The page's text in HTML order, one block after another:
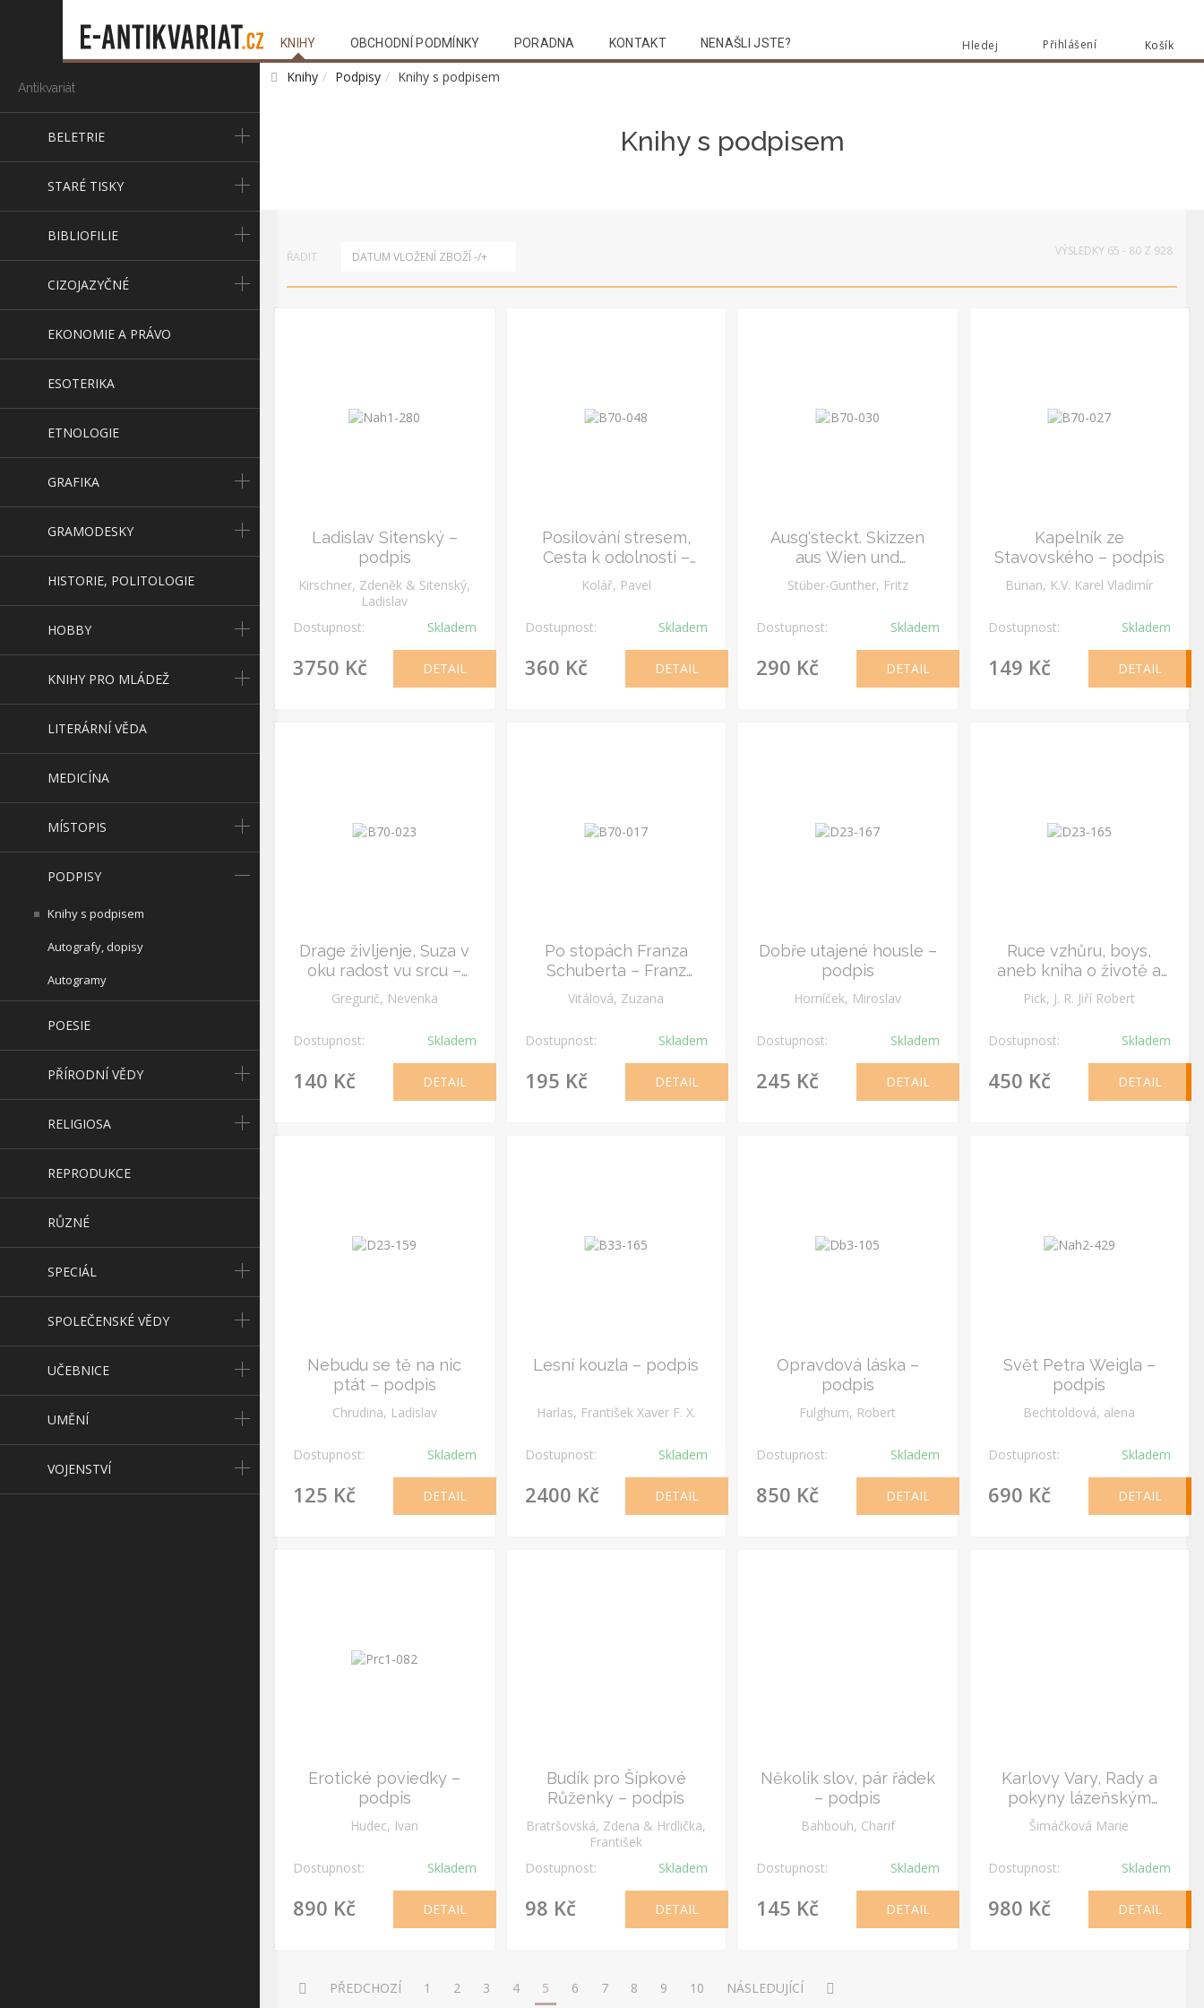
Košík
Přihlášení
Hledej
KNIHY OBCHODNÍ PODMÍNKY PORADNA KONTAKT NENAŠLI JSTE?
Antikvariát
BELETRIE
STARÉ TISKY
BIBLIOFILIE
CIZOJAZYČNÉ
EKONOMIE A PRÁVO
ESOTERIKA
ETNOLOGIE
GRAFIKA
GRAMODESKY
HISTORIE, POLITOLOGIE
HOBBY
KNIHY PRO MLÁDEŽ
LITERÁRNÍ VĚDA
MEDICÍNA
MÍSTOPIS
PODPISY
Knihy s podpisem
Autografy, dopisy
Autogramy
POESIE
PŘÍRODNÍ VĚDY
RELIGIOSA
REPRODUKCE
RŮZNÉ
SPECIÁL
SPOLEČENSKÉ VĚDY
UČEBNICE
UMĚNÍ
VOJENSTVÍ
Knihy Podpisy Knihy s podpisem
Knihy s podpisem
ŘADIT DATUM VLOŽENÍ ZBOŽÍ -/+ VÝSLEDKY 65 - 80 Z 928
Ladislav Sitenský –
podpis
Kirschner, Zdeněk & Sitenský,
Ladislav
Dostupnost:
Skladem
3750 Kč DETAIL
Posilování stresem,
Cesta k odolnosti –
podpis
Kolář, Pavel
Dostupnost: Skladem
360 Kč DETAIL
Ausg'steckt. Skizzen
aus Wien und
Umgebung. Signiert
Stüber-Gunther, Fritz
Dostupnost: Skladem
290 Kč DETAIL
Kapelník ze
Stavovského – podpis
Burian, K.V. Karel Vladimír
Dostupnost: Skladem
149 Kč DETAIL
Drage življenje, Suza v
oku radost vu srcu –
podpis
Gregurič, Nevenka
Dostupnost: Skladem
140 Kč DETAIL
Po stopách Franza
Schuberta – Franz
Schubert – podpis
Vitálová, Zuzana
Dostupnost: Skladem
195 Kč DETAIL
Dobře utajené housle –
podpis
Horníček, Miroslav
Dostupnost: Skladem
245 Kč DETAIL
Ruce vzhůru, boys,
aneb kniha o životě a
smrti – podpis
Pick, J. R. Jiří Robert
Dostupnost: Skladem
450 Kč DETAIL
Nebudu se tě na nic
ptát – podpis
Chrudina, Ladislav
Dostupnost: Skladem
125 Kč DETAIL
Lesní kouzla – podpis
Harlas, František Xaver F. X.
Dostupnost: Skladem
2400 Kč DETAIL
Opravdová láska –
podpis
Fulghum, Robert
Dostupnost: Skladem
850 Kč DETAIL
Svět Petra Weigla –
podpis
Bechtoldová, alena
Dostupnost: Skladem
690 Kč DETAIL
Erotické poviedky –
podpis
Hudec, Ivan
Dostupnost: Skladem
890 Kč DETAIL
Budík pro Šípkové
Růženky – podpis
Bratršovská, Zdena & Hrdlička,
František
Dostupnost:
Skladem
98 Kč DETAIL
Několik slov, pár řádek
– podpis
Bahbouh, Charif
Dostupnost: Skladem
145 Kč DETAIL
Karlovy Vary, Rady a
pokyny lázeňským
hostům v Karlových
Šimáčková Marie
Dostupnost: Skladem
980 Kč DETAIL
PŘEDCHOZÍ 1 2 3 4 5 6 7 8 9 10 NÁSLEDUJÍCÍ